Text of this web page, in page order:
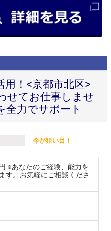
用！<京都市北区>
せてお仕事しませ
全力でサポート
今が狙い目！
※あなたのご経験、能力を
す。お気軽にご相談くださ